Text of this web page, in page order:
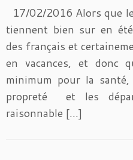
17/02/2016 Alors que
tiennent bien sur en
des français et
en vacances, et donc
minimum pour la
propreté et les
raisonnable […]